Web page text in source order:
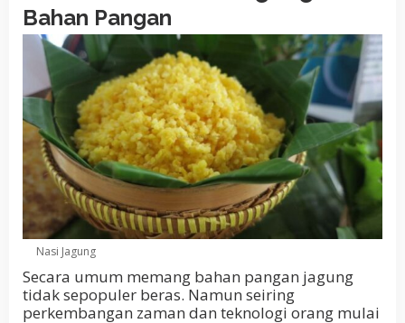
Bahan Pangan
Nasi Jagung
Secara umum memang bahan pangan jagung
tidak sepopuler beras. Namun seiring
perkembangan zaman dan teknologi orang mulai